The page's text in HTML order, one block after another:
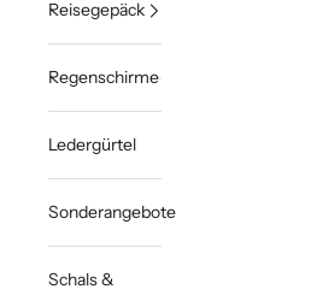
Reisegepäck
Regenschirme
Ledergürtel
Sonderangebote
Schals &